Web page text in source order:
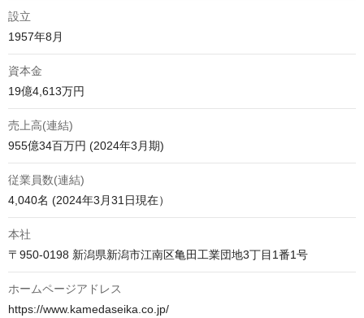
設立
1957年8月
資本金
19億4,613万円
売上高(連結)
955億34百万円 (2024年3月期)
従業員数(連結)
4,040名 (2024年3月31日現在）
本社
〒950-0198 新潟県新潟市江南区亀田工業団地3丁目1番1号
ホームページアドレス
https://www.kamedaseika.co.jp/